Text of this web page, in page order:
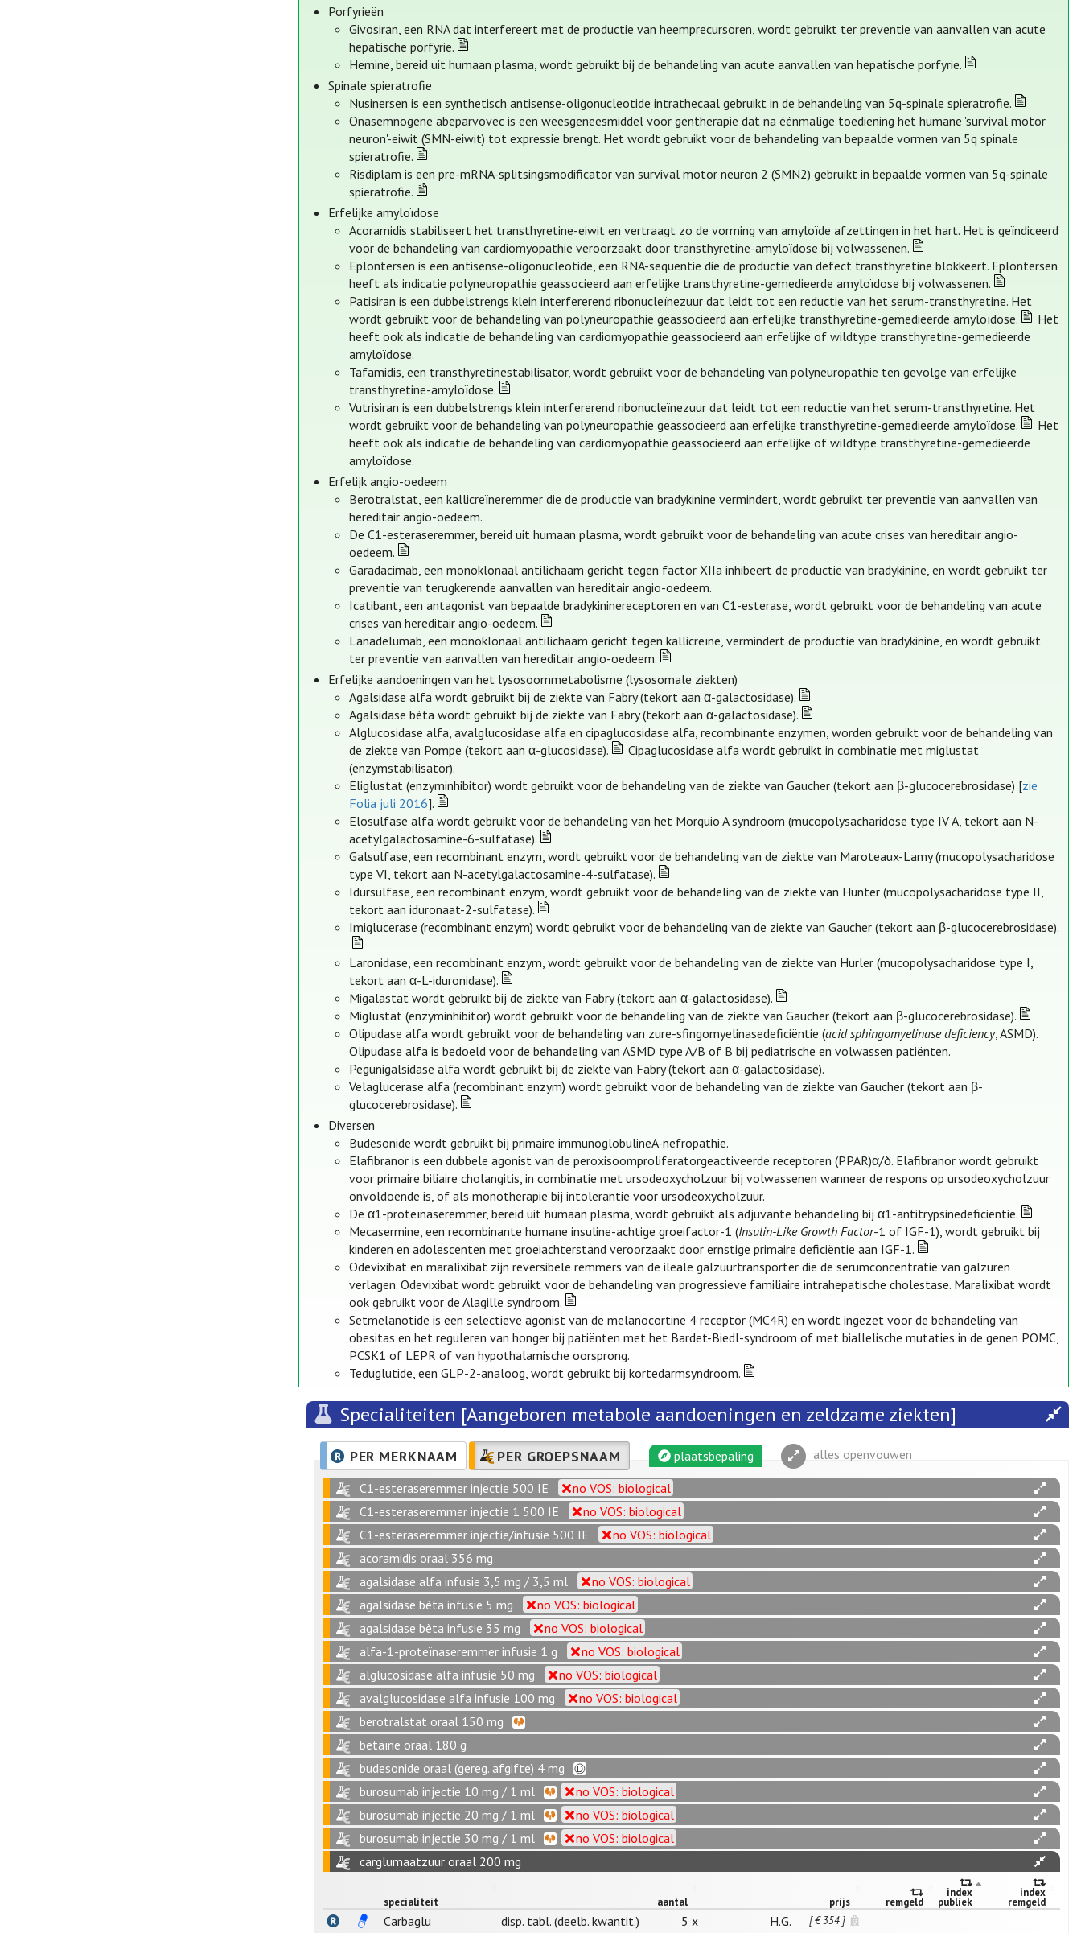
Porfyrieën
Givosiran, een RNA dat interfereert met de productie van heemprecursoren, wordt gebruikt ter preventie van aanvallen van acute
hepatische porfyrie.
Hemine, bereid uit humaan plasma, wordt gebruikt bij de behandeling van acute aanvallen van hepatische porfyrie.
Spinale spieratrofie
Nusinersen is een synthetisch antisense-oligonucleotide intrathecaal gebruikt in de behandeling van 5q-spinale spieratrofie.
Onasemnogene abeparvovec is een weesgeneesmiddel voor gentherapie dat na éénmalige toediening het humane 'survival motor
neuron'-eiwit (SMN-eiwit) tot expressie brengt. Het wordt gebruikt voor de behandeling van bepaalde vormen van 5q spinale
spieratrofie.
Risdiplam is een pre-mRNA-splitsingsmodificator van survival motor neuron 2 (SMN2) gebruikt in bepaalde vormen van 5q-spinale
spieratrofie.
Erfelijke amyloïdose
Acoramidis stabiliseert het transthyretine-eiwit en vertraagt zo de vorming van amyloïde afzettingen in het hart. Het is geïndiceerd
voor de behandeling van cardiomyopathie veroorzaakt door transthyretine-amyloïdose bij volwassenen.
Eplontersen is een antisense-oligonucleotide, een RNA-sequentie die de productie van defect transthyretine blokkeert. Eplontersen
heeft als indicatie polyneuropathie geassocieerd aan erfelijke transthyretine-gemedieerde amyloïdose bij volwassenen.
Patisiran is een dubbelstrengs klein interfererend ribonucleïnezuur dat leidt tot een reductie van het serum-transthyretine. Het
wordt gebruikt voor de behandeling van polyneuropathie geassocieerd aan erfelijke transthyretine-gemedieerde amyloïdose.
Het
heeft ook als indicatie de behandeling van cardiomyopathie geassocieerd aan erfelijke of wildtype transthyretine-gemedieerde
amyloïdose.
Tafamidis, een transthyretinestabilisator, wordt gebruikt voor de behandeling van polyneuropathie ten gevolge van erfelijke
transthyretine-amyloïdose.
Vutrisiran is een dubbelstrengs klein interfererend ribonucleïnezuur dat leidt tot een reductie van het serum-transthyretine. Het
wordt gebruikt voor de behandeling van polyneuropathie geassocieerd aan erfelijke transthyretine-gemedieerde amyloïdose.
Het
heeft ook als indicatie de behandeling van cardiomyopathie geassocieerd aan erfelijke of wildtype transthyretine-gemedieerde
amyloïdose.
Erfelijk angio-oedeem
Berotralstat, een kallicreïneremmer die de productie van bradykinine vermindert, wordt gebruikt ter preventie van aanvallen van
hereditair angio-oedeem.
De C1-esteraseremmer, bereid uit humaan plasma, wordt gebruikt voor de behandeling van acute crises van hereditair angio-
oedeem.
Garadacimab, een monoklonaal antilichaam gericht tegen factor XIIa inhibeert de productie van bradykinine, en wordt gebruikt ter
preventie van terugkerende aanvallen van hereditair angio-oedeem.
Icatibant, een antagonist van bepaalde bradykininereceptoren en van C1-esterase, wordt gebruikt voor de behandeling van acute
crises van hereditair angio-oedeem.
Lanadelumab, een monoklonaal antilichaam gericht tegen kallicreïne, vermindert de productie van bradykinine, en wordt gebruikt
ter preventie van aanvallen van hereditair angio-oedeem.
Erfelijke aandoeningen van het lysosoommetabolisme (lysosomale ziekten)
Agalsidase alfa wordt gebruikt bij de ziekte van Fabry (tekort aan α-galactosidase).
Agalsidase bèta wordt gebruikt bij de ziekte van Fabry (tekort aan α-galactosidase).
Alglucosidase alfa, avalglucosidase alfa en cipaglucosidase alfa, recombinante enzymen, worden gebruikt voor de behandeling van
de ziekte van Pompe (tekort aan α-glucosidase).
Cipaglucosidase alfa wordt gebruikt in combinatie met miglustat
(enzymstabilisator).
Eliglustat (enzyminhibitor) wordt gebruikt voor de behandeling van de ziekte van Gaucher (tekort aan β-glucocerebrosidase) [zie
Folia juli 2016].
Elosulfase alfa wordt gebruikt voor de behandeling van het Morquio A syndroom (mucopolysacharidose type IV A, tekort aan N-
acetylgalactosamine-6-sulfatase).
Galsulfase, een recombinant enzym, wordt gebruikt voor de behandeling van de ziekte van Maroteaux-Lamy (mucopolysacharidose
type VI, tekort aan N-acetylgalactosamine-4-sulfatase).
Idursulfase, een recombinant enzym, wordt gebruikt voor de behandeling van de ziekte van Hunter (mucopolysacharidose type II,
tekort aan iduronaat-2-sulfatase).
Imiglucerase (recombinant enzym) wordt gebruikt voor de behandeling van de ziekte van Gaucher (tekort aan β-glucocerebrosidase).
Laronidase, een recombinant enzym, wordt gebruikt voor de behandeling van de ziekte van Hurler (mucopolysacharidose type I,
tekort aan α-L-iduronidase).
Migalastat wordt gebruikt bij de ziekte van Fabry (tekort aan α-galactosidase).
Miglustat (enzyminhibitor) wordt gebruikt voor de behandeling van de ziekte van Gaucher (tekort aan β-glucocerebrosidase).
Olipudase alfa wordt gebruikt voor de behandeling van zure-sfingomyelinasedeficiëntie (acid sphingomyelinase deficiency, ASMD).
Olipudase alfa is bedoeld voor de behandeling van ASMD type A/B of B bij pediatrische en volwassen patiënten.
Pegunigalsidase alfa wordt gebruikt bij de ziekte van Fabry (tekort aan α-galactosidase).
Velaglucerase alfa (recombinant enzym) wordt gebruikt voor de behandeling van de ziekte van Gaucher (tekort aan β-
glucocerebrosidase).
Diversen
Budesonide wordt gebruikt bij primaire immunoglobulineA-nefropathie.
Elafibranor is een dubbele agonist van de peroxisoomproliferatorgeactiveerde receptoren (PPAR)α/δ. Elafibranor wordt gebruikt
voor primaire biliaire cholangitis, in combinatie met ursodeoxycholzuur bij volwassenen wanneer de respons op ursodeoxycholzuur
onvoldoende is, of als monotherapie bij intolerantie voor ursodeoxycholzuur.
De α1-proteïnaseremmer, bereid uit humaan plasma, wordt gebruikt als adjuvante behandeling bij α1-antitrypsinedeficiëntie.
Mecasermine, een recombinante humane insuline-achtige groeifactor-1 (Insulin-Like Growth Factor-1 of IGF-1), wordt gebruikt bij
kinderen en adolescenten met groeiachterstand veroorzaakt door ernstige primaire deficiëntie aan IGF-1.
Odevixibat en maralixibat zijn reversibele remmers van de ileale galzuurtransporter die de serumconcentratie van galzuren
verlagen. Odevixibat wordt gebruikt voor de behandeling van progressieve familiaire intrahepatische cholestase. Maralixibat wordt
ook gebruikt voor de Alagille syndroom.
Setmelanotide is een selectieve agonist van de melanocortine 4 receptor (MC4R) en wordt ingezet voor de behandeling van
obesitas en het reguleren van honger bij patiënten met het Bardet-Biedl-syndroom of met biallelische mutaties in de genen POMC,
PCSK1 of LEPR of van hypothalamische oorsprong.
Teduglutide, een GLP-2-analoog, wordt gebruikt bij kortedarmsyndroom.
Specialiteiten [Aangeboren metabole aandoeningen en zeldzame ziekten]
PER MERKNAAM PER GROEPSNAAM plaatsbepaling alles openvouwen
C1-esteraseremmer injectie 500 IE
no VOS: biological
C1-esteraseremmer injectie 1 500 IE
no VOS: biological
C1-esteraseremmer injectie/infusie 500 IE
no VOS: biological
acoramidis oraal 356 mg
agalsidase alfa infusie 3,5 mg / 3,5 ml
no VOS: biological
agalsidase bèta infusie 5 mg
no VOS: biological
agalsidase bèta infusie 35 mg
no VOS: biological
alfa-1-proteïnaseremmer infusie 1 g
no VOS: biological
alglucosidase alfa infusie 50 mg
no VOS: biological
avalglucosidase alfa infusie 100 mg
no VOS: biological
berotralstat oraal 150 mg
betaïne oraal 180 g
budesonide oraal (gereg. afgifte) 4 mg
burosumab injectie 10 mg / 1 ml
no VOS: biological
burosumab injectie 20 mg / 1 ml
no VOS: biological
burosumab injectie 30 mg / 1 ml
no VOS: biological
carglumaatzuur oraal 200 mg
specialiteit aantal prijs remgeld
index
publiek
index
remgeld
Carbaglu disp. tabl. (deelb. kwantit.) 5 x H.G. [ € 354 ]